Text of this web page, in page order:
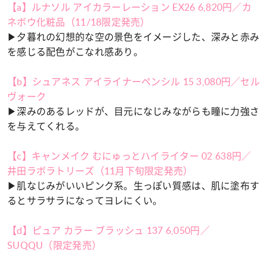
【a】ルナソル アイカラーレーション EX26 6,820円／カ
ネボウ化粧品（11/18限定発売）
▶︎夕暮れの幻想的な空の景色をイメージした、深みと赤み
を感じる配色がこなれ感あり。
【b】シュアネス アイライナーペンシル 15 3,080円／セル
ヴォーク
▶︎深みのあるレッドが、目元になじみながらも瞳に力強さ
を与えてくれる。
【c】キャンメイク むにゅっとハイライター 02 638円／
井田ラボラトリーズ（11月下旬限定発売）
▶︎肌なじみがいいピンク系。生っぽい質感は、肌に塗布す
るとサラサラになってヨレにくい。
【d】ピュア カラー ブラッシュ 137 6,050円／
SUQQU（限定発売）